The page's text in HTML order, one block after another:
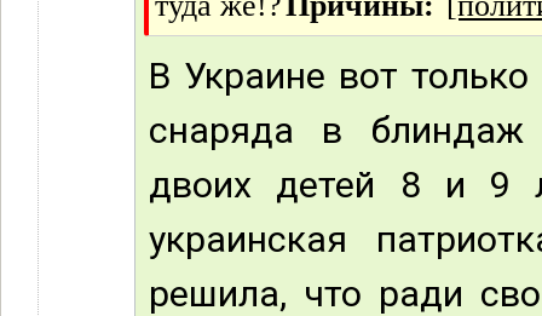
В Украине вот
снаряда в блиндаж
двоих детей 8 и 9
украинская
решила, что ради